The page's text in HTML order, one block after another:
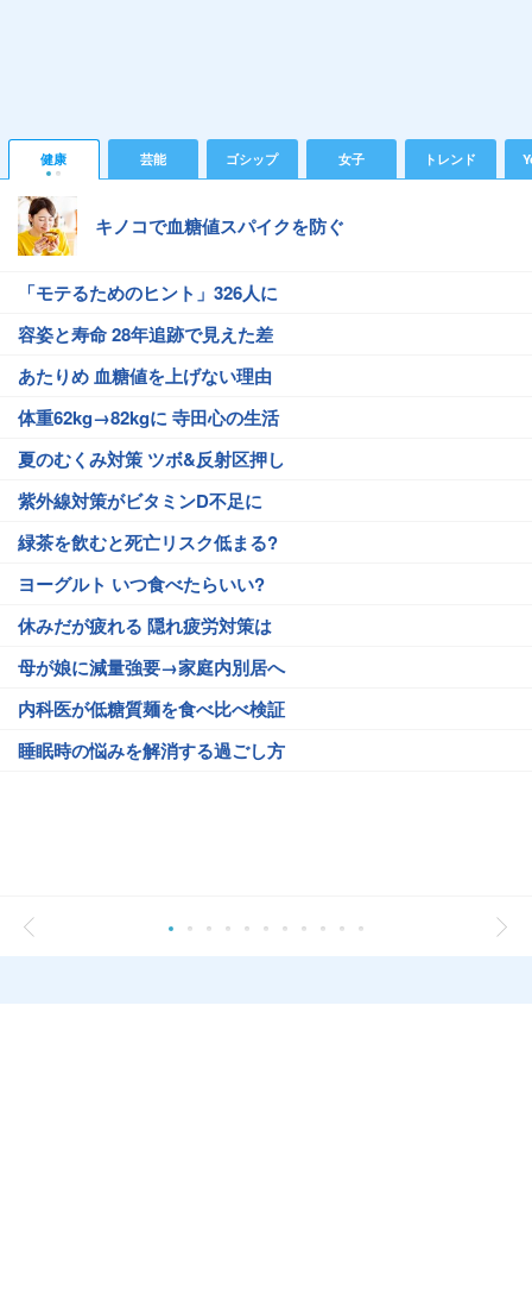
健康 芸能 ゴシップ 女子 トレンド
キノコで血糖値スパイクを防ぐ
「モテるためのヒント」326人に
容姿と寿命 28年追跡で見えた差
あたりめ 血糖値を上げない理由
体重62kg→82kgに 寺田心の生活
夏のむくみ対策 ツボ&反射区押し
紫外線対策がビタミンD不足に
緑茶を飲むと死亡リスク低まる?
ヨーグルト いつ食べたらいい?
休みだが疲れる 隠れ疲労対策は
母が娘に減量強要→家庭内別居へ
内科医が低糖質麺を食べ比べ検証
睡眠時の悩みを解消する過ごし方